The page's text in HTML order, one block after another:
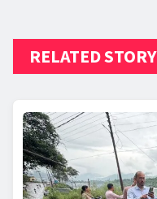
RELATED STORY